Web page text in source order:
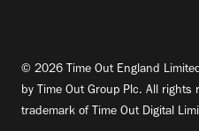
© 2026 Time Out England
by Time Out Group Plc. All rights
trademark of Time Out Digital